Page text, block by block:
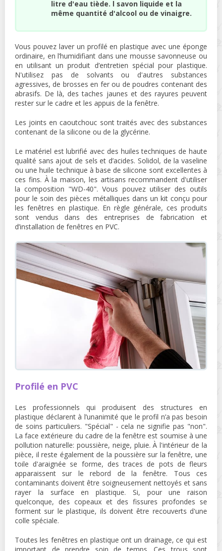
litre d'eau tiède. l savon liquide et la
même quantité d'alcool ou de vinaigre.
Vous pouvez laver un profilé en plastique avec une éponge
ordinaire, en l’humidifiant dans une mousse savonneuse ou
en utilisant un produit d’entretien spécial pour plastique.
N'utilisez pas de solvants ou d'autres substances
agressives, de brosses en fer ou de poudres contenant des
abrasifs. De là, des taches jaunes et des rayures peuvent
rester sur le cadre et les appuis de la fenêtre.
Les joints en caoutchouc sont traités avec des substances
contenant de la silicone ou de la glycérine.
Le matériel est lubrifié avec des huiles techniques de haute
qualité sans ajout de sels et d’acides. Solidol, de la vaseline
ou une huile technique à base de silicone sont excellentes à
ces fins. À la maison, les artisans recommandent d'utiliser
la composition "WD-40". Vous pouvez utiliser des outils
pour le soin des pièces métalliques dans un kit conçu pour
les fenêtres en plastique. En règle générale, ces produits
sont vendus dans des entreprises de fabrication et
d’installation de fenêtres en PVC.
Profilé en PVC
Les professionnels qui produisent des structures en
plastique déclarent à l’unanimité que le profil n’a pas besoin
de soins particuliers. "Spécial" - cela ne signifie pas "non".
La face extérieure du cadre de la fenêtre est soumise à une
pollution naturelle: poussière, neige, pluie. À l'intérieur de la
pièce, il reste également de la poussière sur la fenêtre, une
toile d'araignée se forme, des traces de pots de fleurs
apparaissent sur le rebord de la fenêtre. Tous ces
contaminants doivent être soigneusement nettoyés et sans
rayer la surface en plastique. Si, pour une raison
quelconque, des copeaux et des fissures profondes se
forment sur le plastique, ils doivent être recouverts d'une
colle spéciale.
Toutes les fenêtres en plastique ont un drainage, ce qui est